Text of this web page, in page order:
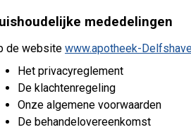
mededelingen
de website www.apotheek-
Het privacyreglement
De klachtenregeling
Onze algemene voorwaarden
De behandelovereenkomst